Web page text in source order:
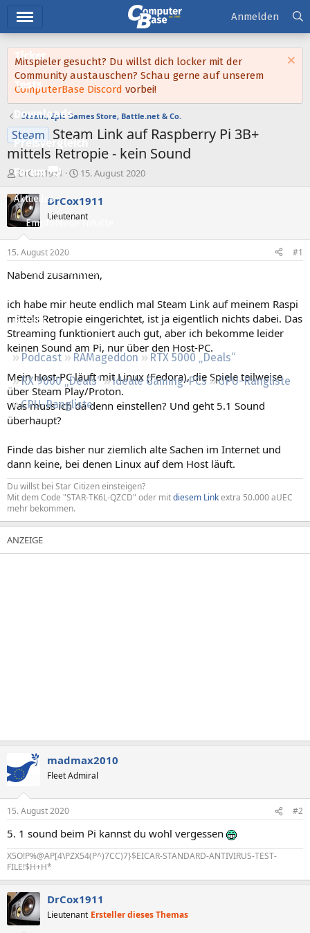
Ticker
Tests
Downloads
Preisvergleich
Forum
Aktuelles
Empfohlene Inhalte
Neue Beiträge
Neueste Aktivitäten
Regeln
Podcast RAMageddon
RTX 5000 „Deals“
RX 9000 „Deals“
Ideale Gaming-PCs
GPU-Rangliste
CPU-Rangliste
Anmelden
Mitspieler gesucht? Du willst dich locker mit der
Community austauschen? Schau gerne auf unserem
ComputerBase Discord vorbei!
Steam, Epic Games Store, Battle.net & Co.
Steam Steam Link auf Raspberry Pi 3B+
mittels Retropie - kein Sound
E
s
t
e
e
r
DrCox1911
E
s
e
t
a
15. August 2020
DrCox1911
Lieutenant
15. August 2020 #1
Nabend zusammen,
ich habe mir heute endlich mal Steam Link auf meinem Raspi
mittels Retropie eingerichtet, ist ja eigentlich nichts dabei. Das
Streaming funktioniert auch gut, aber ich bekomme leider
keinen Sound am Pi, nur über den Host-PC.
Mein Host-PC läuft mit Linux (Fedora), die Spiele teilweise
über Steam Play/Proton.
Was muss ich da denn einstellen? Und geht 5.1 Sound
überhaupt?
Finde das bisher nur ziemlich alte Sachen im Internet und
dann keine, bei denen Linux auf dem Host läuft.
Du willst bei Star Citizen einsteigen?
Mit dem Code "STAR-TK6L-QZCD" oder mitdiesem Linkextra 50.000 aUEC
mehr bekommen.
madmax2010
Fleet Admiral
15. August 2020 #2
5. 1 sound beim Pi kannst du wohl vergessen
X5O!P%@AP[4\PZX54(P^)7CC)7}$EICAR-STANDARD-ANTIVIRUS-TEST-
FILE!$H+H*
DrCox1911
Lieutenant Ersteller dieses Themas